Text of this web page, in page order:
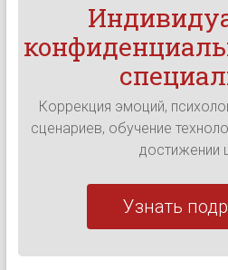
Коррекция эмоций,
сценариев, обучение
достижении
Узнать